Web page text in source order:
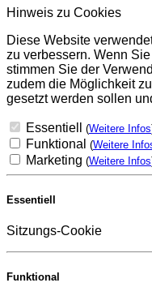
Hinweis zu Cookies
Diese Website
zu verbessern. Wenn
stimmen Sie der
zudem die Möglichkeit
gesetzt werden sollen
Essentiell (Weitere Infos
Funktional (Weitere
Marketing (Weitere Infos
Essentiell
Sitzungs-Cookie
Funktional